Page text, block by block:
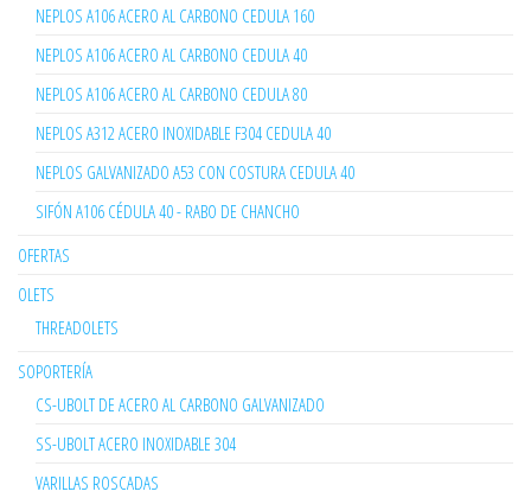
NEPLOS A106 ACERO AL CARBONO CEDULA 160
NEPLOS A106 ACERO AL CARBONO CEDULA 40
NEPLOS A106 ACERO AL CARBONO CEDULA 80
NEPLOS A312 ACERO INOXIDABLE F304 CEDULA 40
NEPLOS GALVANIZADO A53 CON COSTURA CEDULA 40
SIFÓN A106 CÉDULA 40 - RABO DE CHANCHO
OFERTAS
OLETS
THREADOLETS
SOPORTERÍA
CS-UBOLT DE ACERO AL CARBONO GALVANIZADO
SS-UBOLT ACERO INOXIDABLE 304
VARILLAS ROSCADAS